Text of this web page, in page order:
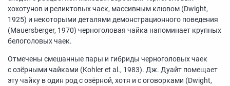
хохотунов и реликтовых чаек, массивным клювом (Dwight,
1925) и некоторыми деталями демонстрационного поведения
(Mauersberger, 1970) черноголовая чайка напоминает крупных
белоголовых чаек.
Отмечены смешанные пары и гибриды черноголовых чаек
с озёрными чайками (Kohler et al., 1983). Дж. Дуайт помещает
эту чайку в один род с озёрной, хотя и с оговорками (Dwight,